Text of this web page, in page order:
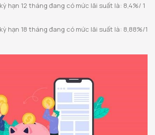
hạn 12 tháng đang có mức lãi suất là: 8,4%/ 1
hạn 18 tháng đang có mức lãi suất là: 8,88%/1